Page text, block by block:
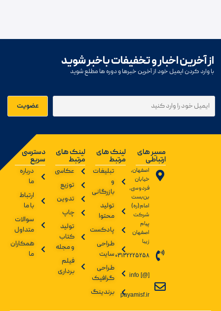
از آخرین اخبار و تخفیفات باخبر شوید
با وارد کردن ایمیل خود از آخرین خبرها و دوره ها مطلع شوید
مسیر های
ارتباطی
اصفهان،
خیابان
فردوسی،
بن‌بست
امام(ره)
شرکت
پیام
اصفهان
زیبا
03132225258
info [@]
payamisf.ir
لینک های
مرتبط
تبلیغات
و
بازرگانی
تولید
محتوا
پادکست
طراحی
سایت
طراحی
گرافیک
برندینگ
لینک های
مرتبط
عکاسی
توزیع
تدوین
چاپ
تولید
کتاب
و مجله
فیلم
برداری
دسترسی
سریع
درباره
ما
ارتباط
با ما
سوالات
متداول
همکاران
ما